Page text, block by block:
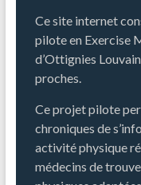
Ce site internet
pilote en Exercise
d’Ottignies
proches.
Ce projet pilote
chroniques de
activité physique
médecins de